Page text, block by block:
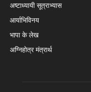
अष्टाध्यायी सूत्राभ्यास
आर्याभिविनय
भापा के लेख
अग्निहोत्र मंत्रार्थ